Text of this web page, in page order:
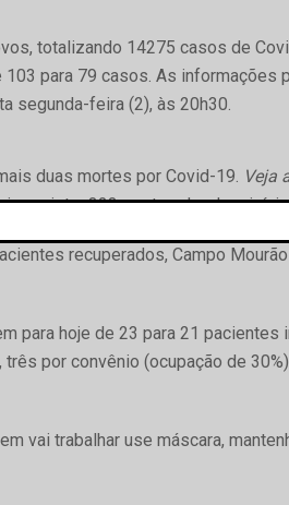
totalizando 14275 casos de
para 79 casos. As informações
segunda-feira (2), às 20h30.
duas mortes por Covid-19. Veja
registra 323 mortes desde o
recuperados, Campo
para hoje de 23 para 21 pacientes
por convênio (ocupação de
vai trabalhar use máscara,